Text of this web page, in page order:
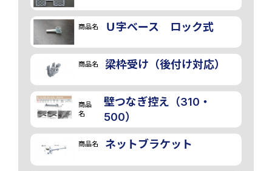
商品名 Ｕ字ベース ロック式
商品名 梁枠受け（後付け対応）
商品
名
壁つなぎ控え（310・
500）
商品名 ネットブラケット